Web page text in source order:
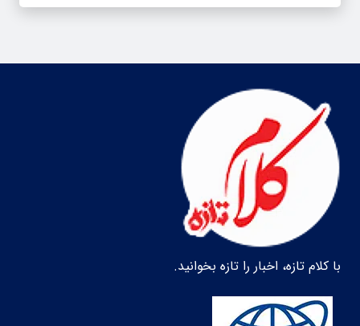
با کلام تازه، اخبار را تازه بخوانید.